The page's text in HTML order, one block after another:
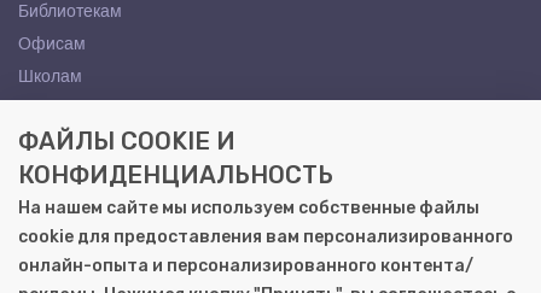
Библиотекам
Офисам
Школам
КОНТАКТЫ
Саратов, ул. Осипова, 10А
+7 (8452) 72-65-65
gemera@moya-kniga.ru
ФАЙЛЫ COOKIE И
КОНФИДЕНЦИАЛЬНОСТЬ
На нашем сайте мы используем собственные файлы
cookie для предоставления вам персонализированного
онлайн-опыта и персонализированного контента/